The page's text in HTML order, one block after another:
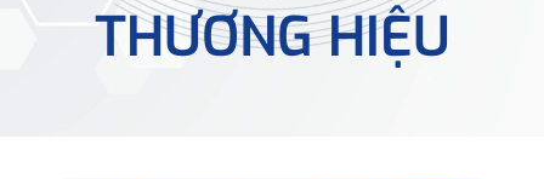
THƯƠNG HIỆU